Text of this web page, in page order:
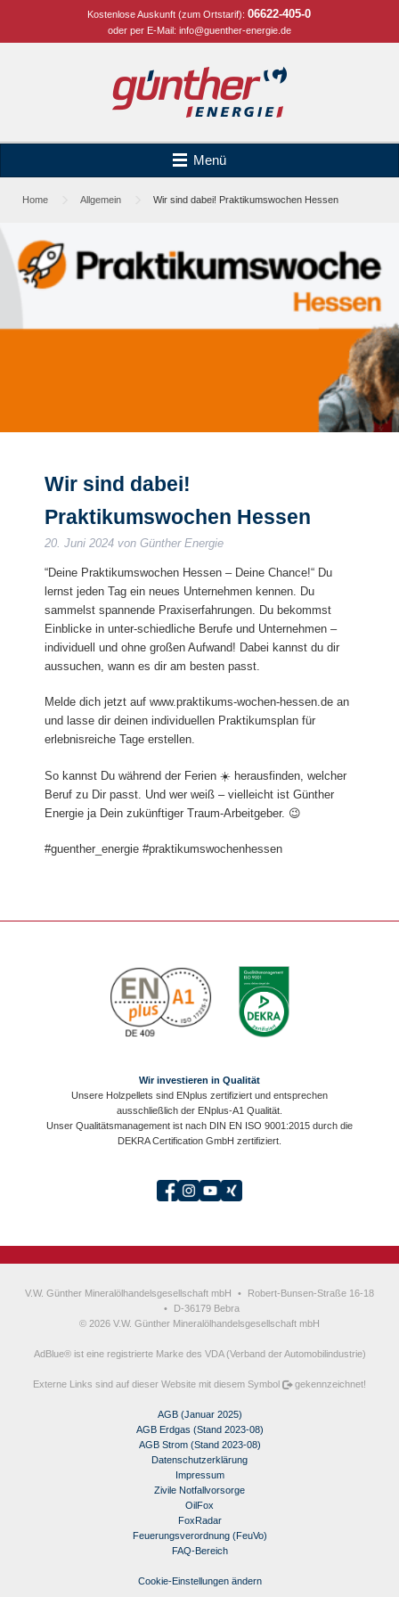
Kostenlose Auskunft (zum Ortstarif):06622-405-0
oder per E-Mail: info@guenther-energie.de
Menü
Home Allgemein Wir sind dabei! Praktikumswochen Hessen
Wir sind dabei!
Praktikumswochen Hessen
20. Juni 2024 von Günther Energie
“Deine Praktikumswochen Hessen – Deine Chance!“ Du
lernst jeden Tag ein neues Unternehmen kennen. Du
sammelst spannende Praxiserfahrungen. Du bekommst
Einblicke in unter-schiedliche Berufe und Unternehmen –
individuell und ohne großen Aufwand! Dabei kannst du dir
aussuchen, wann es dir am besten passt.
Melde dich jetzt auf www.praktikums-wochen-hessen.de an
und lasse dir deinen individuellen Praktikumsplan für
erlebnisreiche Tage erstellen.
So kannst Du während der Ferien ☀️ herausfinden, welcher
Beruf zu Dir passt. Und wer weiß – vielleicht ist Günther
Energie ja Dein zukünftiger Traum-Arbeitgeber. 😉
#guenther_energie #praktikumswochenhessen
Wir investieren in Qualität
Unsere Holzpellets sind ENplus zertifiziert und entsprechen
ausschließlich der ENplus-A1 Qualität.
Unser Qualitätsmanagement ist nach DIN EN ISO 9001:2015 durch die
DEKRA Certification GmbH zertifiziert.
V.W. Günther Mineralölhandelsgesellschaft mbH •
Robert-Bunsen-Straße 16-18
•
D-36179 Bebra
© 2026 V.W. Günther Mineralölhandelsgesellschaft mbH
AdBlue® ist eine registrierte Marke des VDA (Verband der Automobilindustrie)
Externe Links sind auf dieser Website mit diesem Symbol gekennzeichnet!
AGB (Januar 2025)
AGB Erdgas (Stand 2023-08)
AGB Strom (Stand 2023-08)
Datenschutzerklärung
Impressum
Zivile Notfallvorsorge
OilFox
FoxRadar
Feuerungsverordnung (FeuVo)
FAQ-Bereich
Cookie-Einstellungen ändern